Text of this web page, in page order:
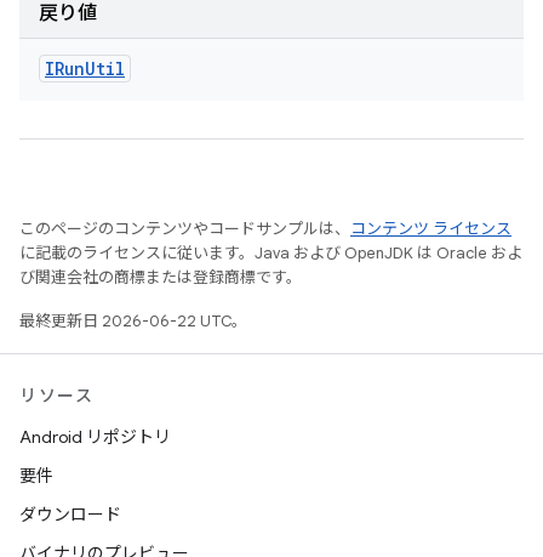
戻り値
IRunUtil
このページのコンテンツやコードサンプルは、
コンテンツ ライセンス
に記載のライセンスに従います。Java および OpenJDK は Oracle およ
び関連会社の商標または登録商標です。
最終更新日 2026-06-22 UTC。
リソース
Android リポジトリ
要件
ダウンロード